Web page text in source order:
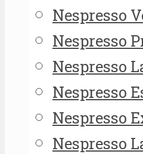
Nespresso
Nespresso
Nespresso
Nespresso
Nespresso
Nespresso